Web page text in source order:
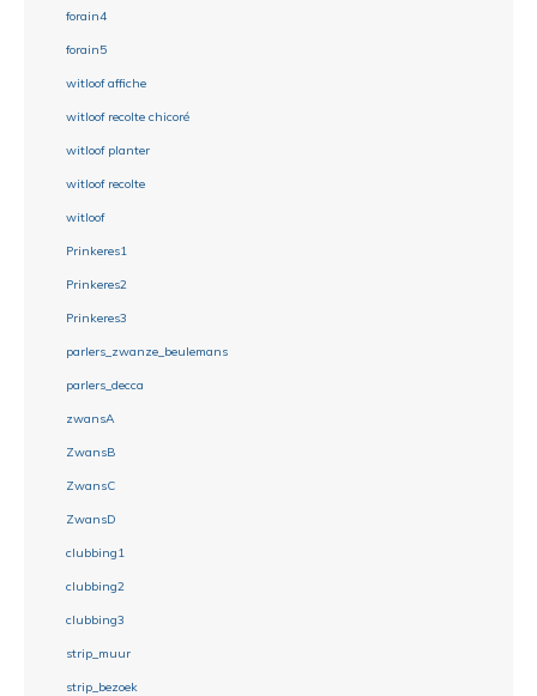
forain4
forain5
witloof affiche
witloof recolte chicoré
witloof planter
witloof recolte
witloof
Prinkeres1
Prinkeres2
Prinkeres3
parlers_zwanze_beulemans
parlers_decca
zwansA
ZwansB
ZwansC
ZwansD
clubbing1
clubbing2
clubbing3
strip_muur
strip_bezoek